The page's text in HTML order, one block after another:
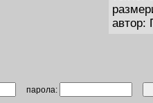
автор:
парола: